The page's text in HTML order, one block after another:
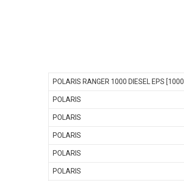
POLARIS RANGER 1000 DIESEL EPS [1000]
POLARIS
POLARIS
POLARIS
POLARIS
POLARIS